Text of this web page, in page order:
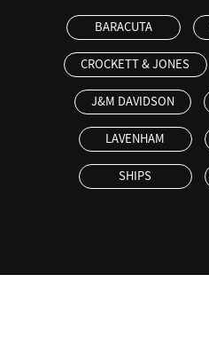
BARACUTA
CROCKETT & JONES
J&M DAVIDSON
LAVENHAM
SHIPS